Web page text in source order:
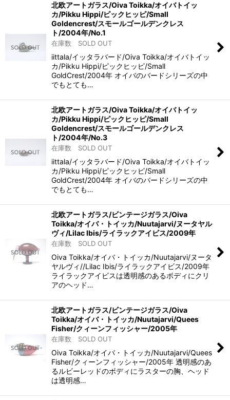
北欧アートガラス/Oiva Toikka/オイバトイッ
カ/Pikku Hippi/ピックヒッピ/Small
Goldencrest/スモールゴールデンクレス
ト/2004年/No.1
在庫数 SOLD OUT
iittala/イッタラバード/Oiva Toikka/オイバトイッ
カ/Pikku Hippi/ピックヒッピ/Small
GoldCrest/2004年 オイバのバードシリーズの中
でもとても…
北欧アートガラス/Oiva Toikka/オイバトイッ
カ/Pikku Hippi/ピックヒッピ/Small
Goldencrest/スモールゴールデンクレス
ト/2004年/No.3
在庫数 SOLD OUT
iittala/イッタラバード/Oiva Toikka/オイバトイッ
カ/Pikku Hippi/ピックヒッピ/Small
GoldCrest/2004年 オイバのバードシリーズの中
でもとても…
北欧アートガラス/ビンテージガラス/Oiva
Toikka/オイバ・トイッカ/Nuutajarvi/ヌータヤル
ヴィ/Lilac Ibis/ライラックアイビス/2009年
在庫数 SOLD OUT
Oiva Toikka/オイバ・トイッカ/Nuutajarvi/ヌータ
ヤルヴィ//Lilac Ibis/ライラックアイビス/2009年
ライラックアイビスは透明感のあるボディにクリ
アのヘッド…
北欧アートガラス/ビンテージガラス/Oiva
Toikka/オイバ・トイッカ/Nuutajarvi/Quees
Fisher/クィーンフィッシャー/2005年
在庫数 SOLD OUT
Oiva Toikka/オイバ・トイッカ/Nuutajarvi/Quees
Fisher/クィーンフィッシャー/2005年 透明感のあ
るルビーレッドのボディにラスターの胸、ヘッド
は透明感…